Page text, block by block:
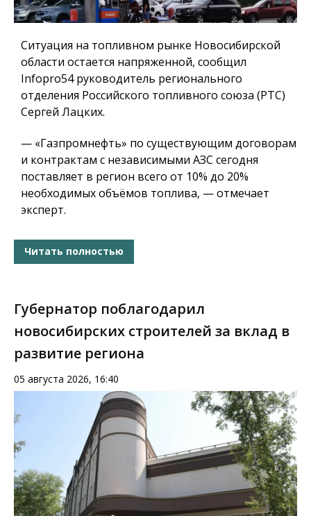
Ситуация на топливном рынке Новосибирской
области остается напряженной, сообщил
Infopro54 руководитель регионального
отделения Российского топливного союза (РТС)
Сергей Лацких.
— «Газпромнефть» по существующим договорам
и контрактам с независимыми АЗС сегодня
поставляет в регион всего от 10% до 20%
необходимых объёмов топлива, — отмечает
эксперт.
Читать полностью
Губернатор поблагодарил
новосибирских строителей за вклад в
развитие региона
05 августа 2026, 16:40